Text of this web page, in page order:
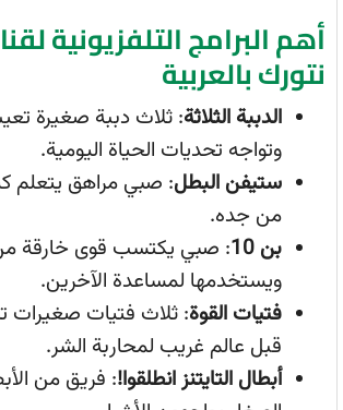
أهم البرامج التلفزيونية
نتورك بالعربية
الدببة الثلاثة: ثلاث دببة صغيرة
وتواجه تحديات الحياة اليومية.
ستيفن البطل: صبي مراهق يتعلم
من جده.
بن 10
: صبي يكتسب قوى خارقة
ويستخدمها لمساعدة الآخرين.
فتيات القوة: ثلاث فتيات صغيرات
قبل عالم غريب لمحاربة الشر.
أبطال التايتنز انطلقوا!: فريق من